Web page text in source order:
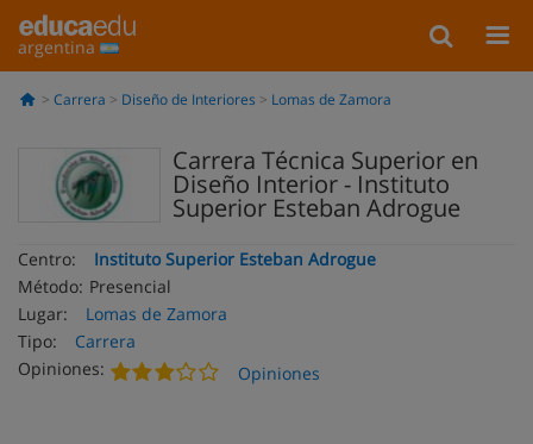
argentina
Carrera Diseño de Interiores Lomas de Zamora
Carrera Técnica Superior en
Diseño Interior - Instituto
Superior Esteban Adrogue
Centro:
Instituto Superior Esteban Adrogue
Método: Presencial
Lugar:
Lomas de Zamora
Tipo:
Carrera
Opiniones:
Opiniones